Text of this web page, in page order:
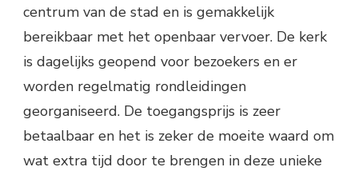
centrum van de stad en is gemakkelijk
bereikbaar met het openbaar vervoer. De kerk
is dagelijks geopend voor bezoekers en er
worden regelmatig rondleidingen
georganiseerd. De toegangsprijs is zeer
betaalbaar en het is zeker de moeite waard om
wat extra tijd door te brengen in deze unieke